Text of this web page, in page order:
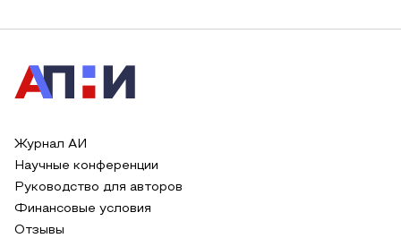
Журнал АИ
Научные конференции
Руководство для авторов
Финансовые условия
Отзывы